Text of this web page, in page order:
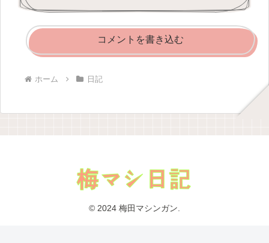
コメントを書き込む
ホーム 日記
© 2024 梅田マシンガン.